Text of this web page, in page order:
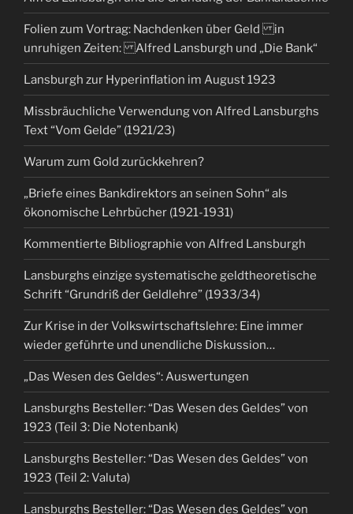
Folien zum Vortrag: Nachdenken über Geld in
unruhigen Zeiten: Alfred Lansburgh und „Die Bank“
Lansburgh zur Hyperinflation im August 1923
Missbräuchliche Verwendung von Alfred Lansburghs
Text “Vom Gelde” (1921/23)
Warum zum Gold zurückkehren?
„Briefe eines Bankdirektors an seinen Sohn“ als
ökonomische Lehrbücher (1921-1931)
Kommentierte Bibliographie von Alfred Lansburgh
Lansburghs einzige systematische geldtheoretische
Schrift “Grundriß der Geldlehre” (1933/34)
Zur Krise in der Volkswirtschaftslehre: Eine immer
wieder geführte und unendliche Diskussion…
„Das Wesen des Geldes“: Auswertungen
Lansburghs Besteller: “Das Wesen des Geldes” von
1923 (Teil 3: Die Notenbank)
Lansburghs Besteller: “Das Wesen des Geldes” von
1923 (Teil 2: Valuta)
Lansburghs Besteller: “Das Wesen des Geldes” von